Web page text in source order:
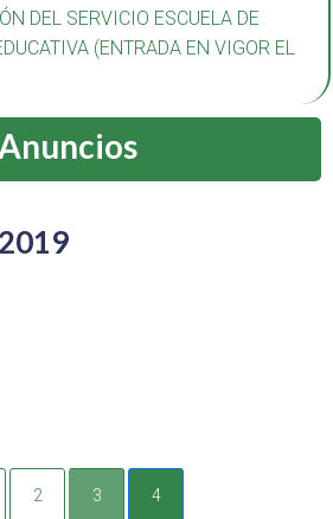
DEL SERVICIO ESCUELA DE
(ENTRADA EN VIGOR EL
2 3 4